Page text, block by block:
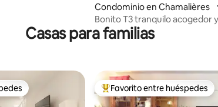
evaluaciones Condominio en Chamalières
Bonito T3 tranquilo acogedor
WiFi-parking privado
Casas para familias
De los mejores en Favorito
Favorito entre huéspedes